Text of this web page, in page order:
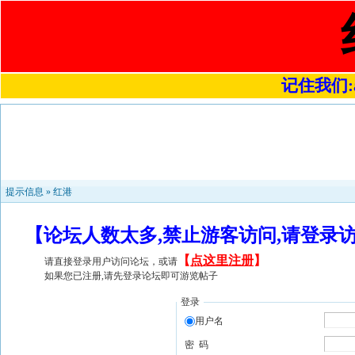
记住我们
提示信息 » 红港
【论坛人数太多,禁止游客访问,请登
请直接登录用户访问论坛，或请 【 点这里注册】
如果您已注册,请先登录论坛即可游览帖子
登录
用户名
密 码